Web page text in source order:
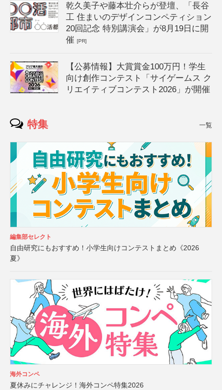
乾久美子や藤本壮介らが登壇、「長谷
工 住まいのデザインコンペティション
20回記念 特別講演会」が8月19日に開
催[PR]
【公募情報】大賞賞金100万円！学生
向け創作コンテスト「サイゲームス ク
リエイティブコンテスト2026」が開催
特集 一覧
編集部セレクト
自由研究にもおすすめ！小学生向けコンテストまとめ《2026
夏》
海外コンペ
夏休みにチャレンジ！海外コンペ特集2026